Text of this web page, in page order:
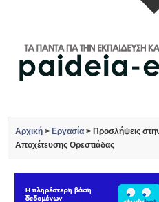
Αρχική > Εργασία > Προσλήψεις
Αποχέτευσης Ορεστιάδας